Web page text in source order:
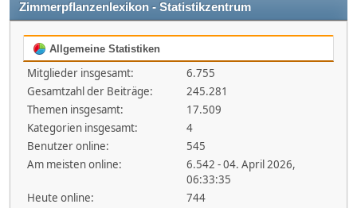
Zimmerpflanzenlexikon - Statistikzentrum
Allgemeine Statistiken
Mitglieder insgesamt:
6.755
Gesamtzahl der Beiträge:
245.281
Themen insgesamt:
17.509
Kategorien insgesamt:
4
Benutzer online:
545
Am meisten online:
6.542 - 04. April 2026,
06:33:35
Heute online:
744